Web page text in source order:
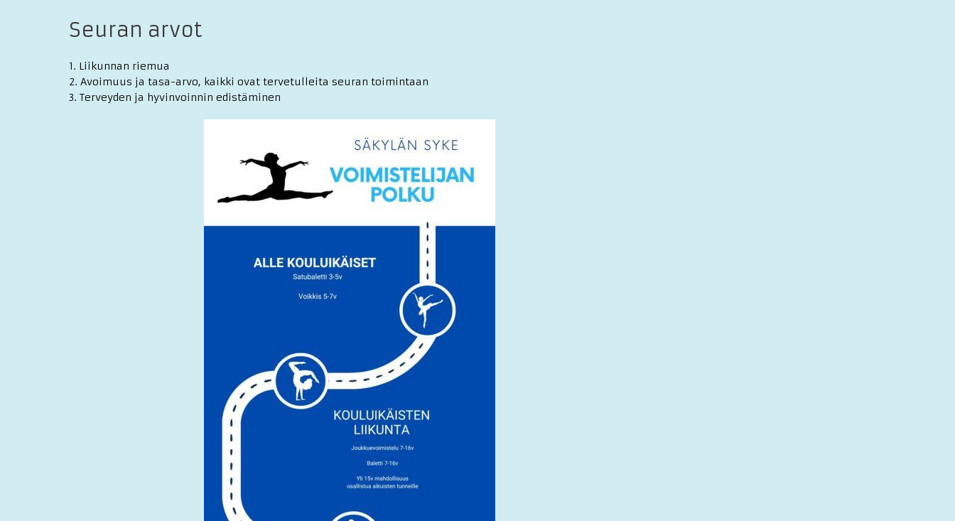
Seuran arvot
1. Liikunnan riemua
2. Avoimuus ja tasa-arvo, kaikki ovat tervetulleita seuran toimintaan
3. Terveyden ja hyvinvoinnin edistäminen